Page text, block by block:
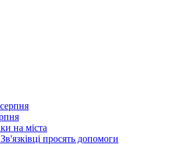
на міста
просять допомоги